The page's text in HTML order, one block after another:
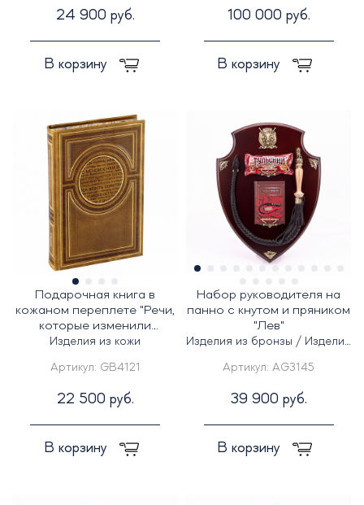
24 900 руб.
В корзину
100 000 руб.
В корзину
Подарочная книга в
кожаном переплете "Речи,
которые изменили
Россию" Гандапас Р.Г.
Изделия из кожи
Артикул: GB4121
22 500 руб.
В корзину
Набор руководителя на
панно c кнутом и пряником
"Лев"
Изделия из бронзы / Изделия
Артикул:AG3145
39 900 руб.
В корзину